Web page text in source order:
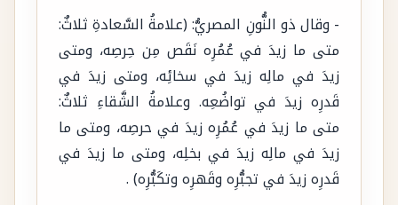
- وقال ذو النُّونِ المصريُّ: (علامةُ السَّعادةِ ثلاثٌ:
متى ما زيدَ في عُمُرِه نَقَص مِن حِرصِه، ومتى
زيدَ في مالِه زيدَ في سخائِه، ومتى زيدَ في
قَدرِه زيدَ في تواضُعِه. وعلامةُ الشَّقاءِ ثلاثٌ:
متى ما زيدَ في عُمُرِه زيدَ في حرصِه، ومتى ما
زيدَ في مالِه زيدَ في بخلِه، ومتى ما زيدَ في
قَدرِه زيدَ في تجبُّرِه وقَهرِه وتكَبُّرِه) .